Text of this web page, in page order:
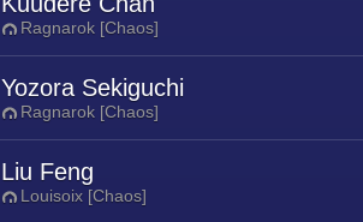
Ragnarok [Chaos]
Yozora Sekiguchi
Ragnarok [Chaos]
Liu Feng
Louisoix [Chaos]